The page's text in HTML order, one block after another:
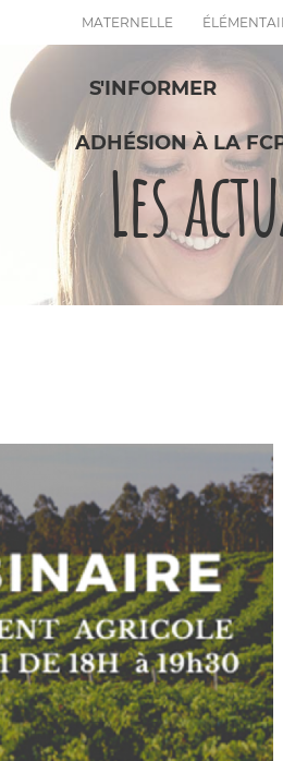
MATERNELLE
S'INFORMER
ADHÉSION À LA
Les